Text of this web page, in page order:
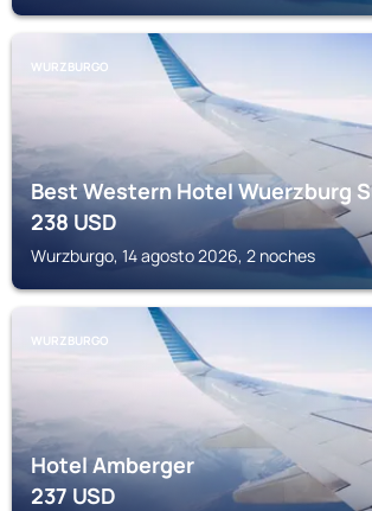
WURZBURGO
Best Western Hotel Wuerzburg
238USD
Wurzburgo, 14 agosto 2026, 2 noches
WURZBURGO
Hotel Amberger
237USD